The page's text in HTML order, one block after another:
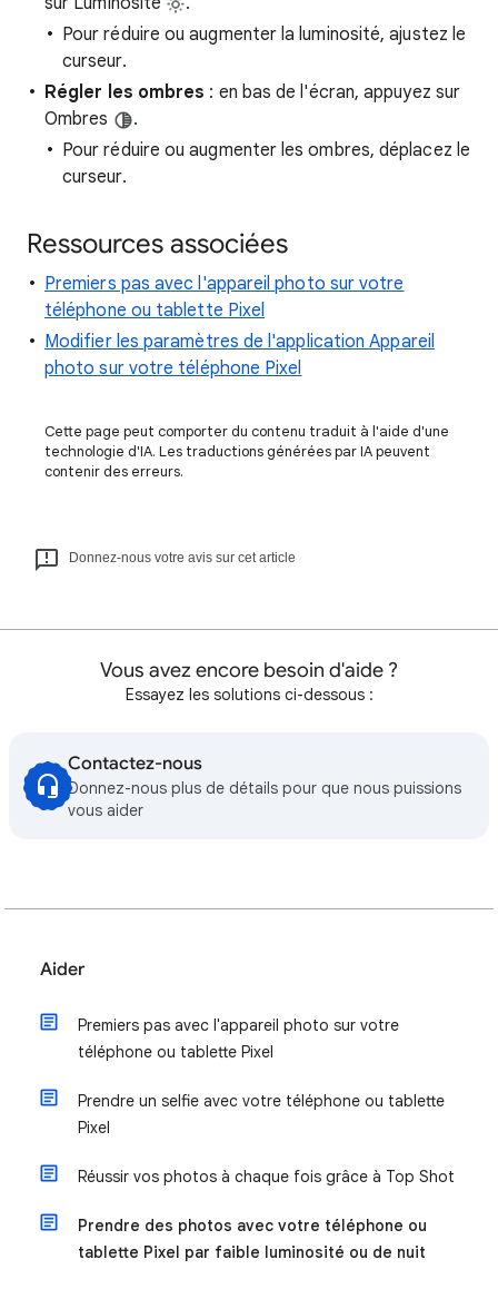
Pour réduire ou augmenter la luminosité, ajustez le
curseur.
Régler les ombres : en bas de l'écran, appuyez sur
Ombres
.
Pour réduire ou augmenter les ombres, déplacez le
curseur.
Ressources associées
Premiers pas avec l'appareil photo sur votre
téléphone ou tablette Pixel
Modifier les paramètres de l'application Appareil
photo sur votre téléphone Pixel
Cette page peut comporter du contenu traduit à l'aide d'une
technologie d'IA. Les traductions générées par IA peuvent
contenir des erreurs.
Donnez-nous votre avis sur cet article
Vous avez encore besoin d'aide ?
Essayez les solutions ci-dessous :
Contactez-nous
Donnez-nous plus de détails pour que nous puissions
vous aider
Aider
Premiers pas avec l'appareil photo sur votre
téléphone ou tablette Pixel
Prendre un selfie avec votre téléphone ou tablette
Pixel
Réussir vos photos à chaque fois grâce à Top Shot
Prendre des photos avec votre téléphone ou
tablette Pixel par faible luminosité ou de nuit